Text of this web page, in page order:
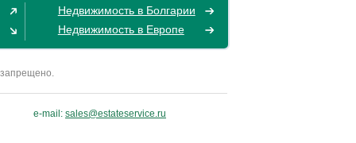
Недвижимость в Болгарии
Недвижимость в Европе
e-mail: sales@estateservice.ru